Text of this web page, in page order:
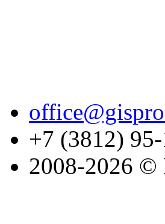
+7 (3812)
2008-2026